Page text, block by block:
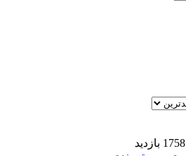
1758 بازدید